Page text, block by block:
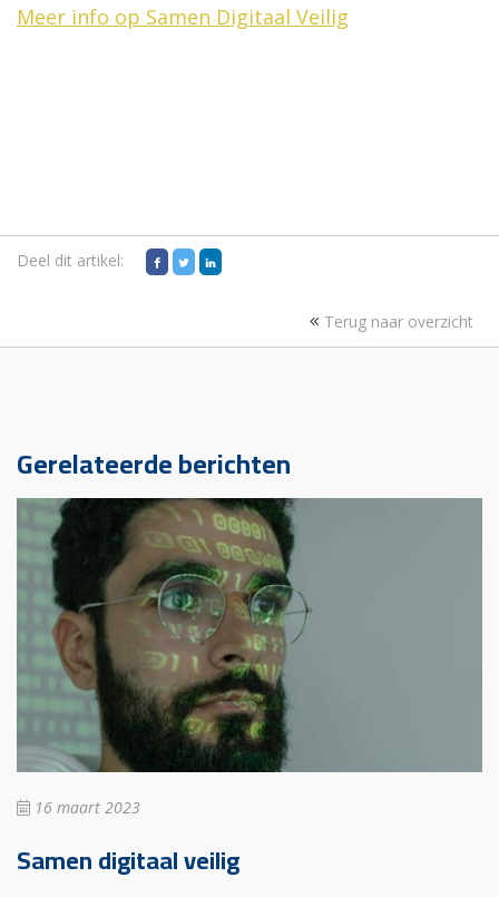
Meer info op Samen Digitaal Veilig
Deel dit artikel:
Terug naar overzicht
Gerelateerde berichten
16 maart 2023
Samen digitaal veilig